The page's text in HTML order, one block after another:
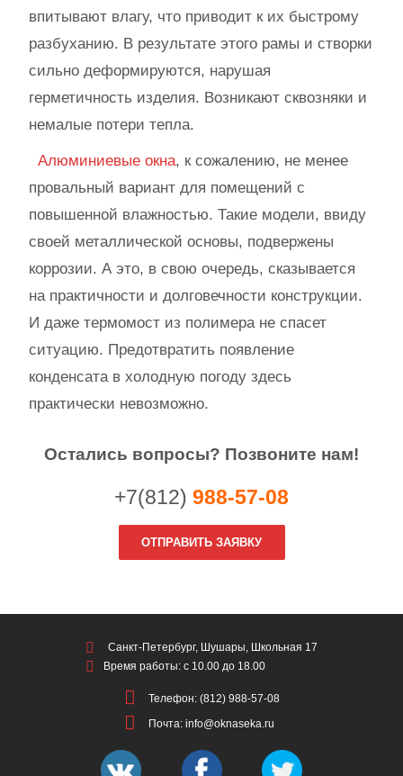
впитывают влагу, что приводит к их быстрому
разбуханию. В результате этого рамы и створки
сильно деформируются, нарушая
герметичность изделия. Возникают сквозняки и
немалые потери тепла.
Алюминиевые окна, к сожалению, не менее
провальный вариант для помещений с
повышенной влажностью. Такие модели, ввиду
своей металлической основы, подвержены
коррозии. А это, в свою очередь, сказывается
на практичности и долговечности конструкции.
И даже термомост из полимера не спасет
ситуацию. Предотвратить появление
конденсата в холодную погоду здесь
практически невозможно.
Остались вопросы? Позвоните нам!
+7(812) 988-57-08
ОТПРАВИТЬ ЗАЯВКУ
Санкт-Петербург, Шушары, Школьная 17
Время работы: с 10.00 до 18.00
Телефон: (812) 988-57-08
Почта: info@oknaseka.ru